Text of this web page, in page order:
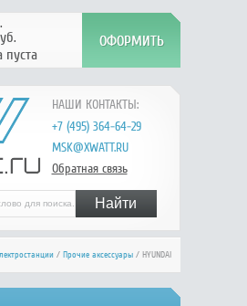
НАШИ КОНТАКТЫ:
+7 (495) 364-64-29
MSK@XWATT.RU
Обратная связь
пуста
/ Прочие аксессуары/ HYUNDAI